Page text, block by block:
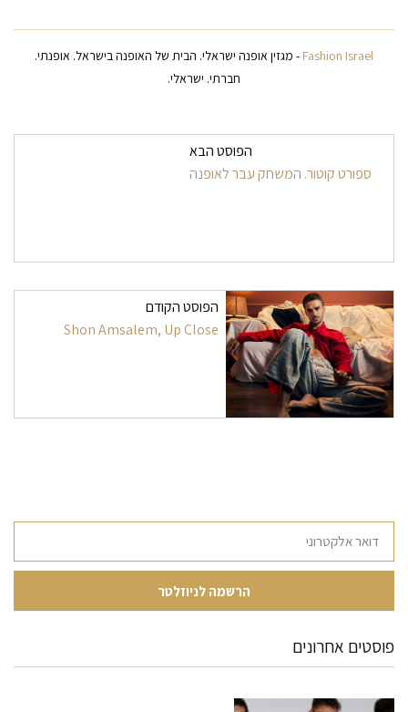
Fashion Israel - מגזין אופנה ישראלי. הבית של האופנה בישראל. אופנתי.
חברתי. ישראלי.
ניווט בפרסומיםהפוסט הבא
ספורט קוטור. המשחק עבר לאופנה
הפוסט הקודם
Shon Amsalem, Up Close
פוסטים אחרונים